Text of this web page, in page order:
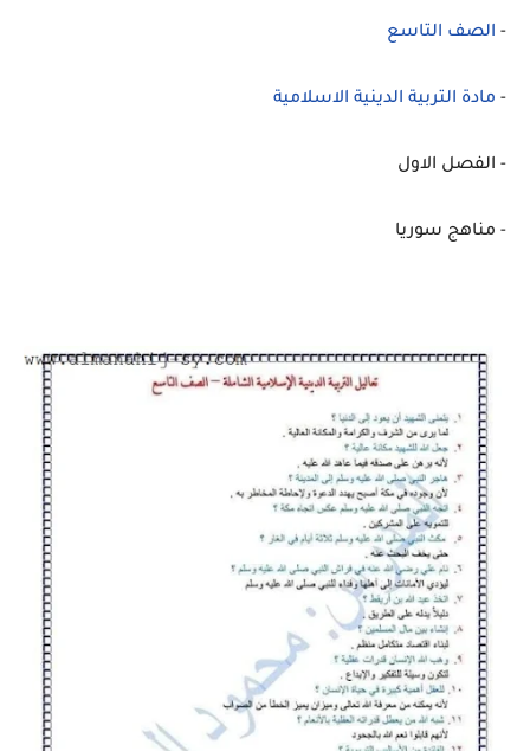
- الصف التاسع
- مادة التربية الدينية الاسلامية
- الفصل الاول
- مناهج سوريا